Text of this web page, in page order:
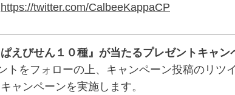
https://twitter.com/CalbeeKappaCP
えびせん１０種』が当たるプレゼントキャン
をフォローの上、キャンペーン投稿のリツ
ャンペーンを実施します。